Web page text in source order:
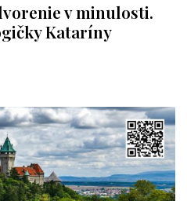
v minulosti.
Kataríny